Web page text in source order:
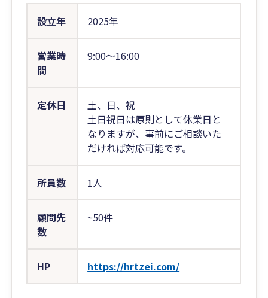
設立年 2025年
営業時
間
9:00〜16:00
定休日
土、日、祝
土日祝日は原則として休業日と
なりますが、事前にご相談いた
だければ対応可能です。
所員数 1人
顧問先
数
~50件
HP https://hrtzei.com/